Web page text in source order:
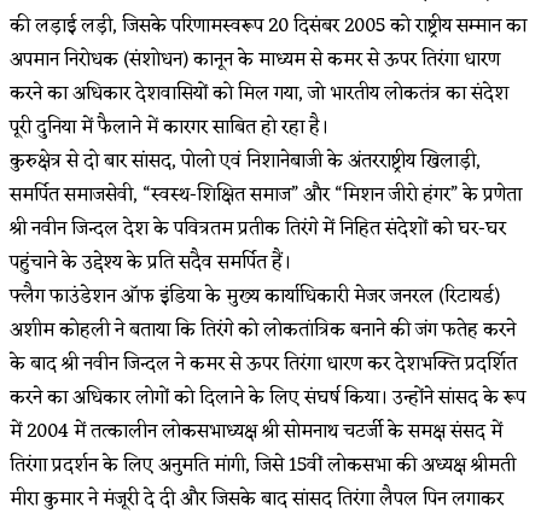
की लड़ाई लड़ी, जिसके परिणामस्वरूप 20 दिसंबर 2005 को राष्ट्रीय सम्मान का
अपमान निरोधक (संशोधन) कानून के माध्यम से कमर से ऊपर तिरंगा धारण
करने का अधिकार देशवासियों को मिल गया, जो भारतीय लोकतंत्र का संदेश
पूरी दुनिया में फैलाने में कारगर साबित हो रहा है।
कुरुक्षेत्र से दो बार सांसद, पोलो एवं निशानेबाजी के अंतरराष्ट्रीय खिलाड़ी,
समर्पित समाजसेवी, “स्वस्थ-शिक्षित समाज” और “मिशन जीरो हंगर” के प्रणेता
श्री नवीन जिन्दल देश के पवित्रतम प्रतीक तिरंगे में निहित संदेशों को घर-घर
पहुंचाने के उद्देश्य के प्रति सदैव समर्पित हैं।
फ्लैग फाउंडेशन ऑफ इंडिया के मुख्य कार्याधिकारी मेजर जनरल (रिटायर्ड)
अशीम कोहली ने बताया कि तिरंगे को लोकतांत्रिक बनाने की जंग फतेह करने
के बाद श्री नवीन जिन्दल ने कमर से ऊपर तिरंगा धारण कर देशभक्ति प्रदर्शित
करने का अधिकार लोगों को दिलाने के लिए संघर्ष किया। उन्होंने सांसद के रूप
में 2004 में तत्कालीन लोकसभाध्यक्ष श्री सोमनाथ चटर्जी के समक्ष संसद में
तिरंगा प्रदर्शन के लिए अनुमति मांगी, जिसे 15वीं लोकसभा की अध्यक्ष श्रीमती
मीरा कुमार ने मंजूरी दे दी और जिसके बाद सांसद तिरंगा लैपल पिन लगाकर